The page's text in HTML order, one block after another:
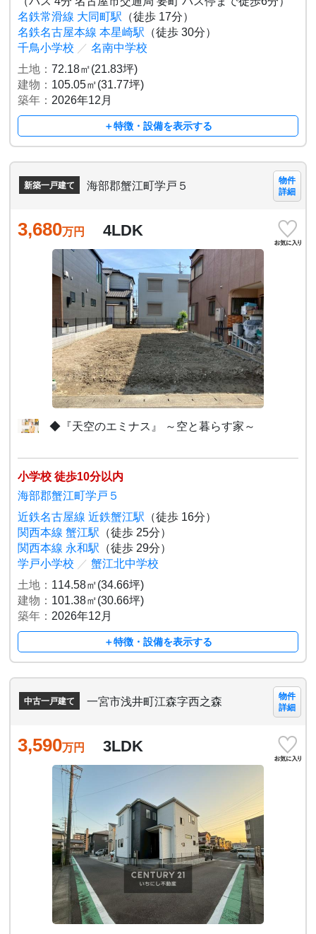
名鉄常滑線 大同町駅 （徒歩 17分）
名鉄名古屋本線 本星崎駅 （徒歩 30分）
千鳥小学校 ／ 名南中学校
土地：72.18㎡(21.83坪)
建物： 105.05㎡(31.77坪)
築年： 2026年12月
＋特徴・設備を表示する
新築一戸建て 海部郡蟹江町学戸５
物件
詳細
3,680万円 4LDK
◆『天空のエミナス』 ～空と暮らす家～
小学校 徒歩10分以内
海部郡蟹江町学戸５
近鉄名古屋線 近鉄蟹江駅 （徒歩 16分）
関西本線 蟹江駅 （徒歩 25分）
関西本線 永和駅 （徒歩 29分）
学戸小学校 ／ 蟹江北中学校
土地： 114.58㎡(34.66坪)
建物： 101.38㎡(30.66坪)
築年： 2026年12月
＋特徴・設備を表示する
中古一戸建て 一宮市浅井町江森字西之森
物件
詳細
3,590万円 3LDK